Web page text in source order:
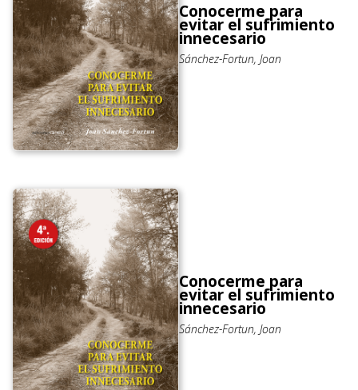
Conocerme para
evitar el sufrimiento
innecesario
Sánchez-Fortun, Joan
Conocerme para
evitar el sufrimiento
innecesario
Sánchez-Fortun, Joan